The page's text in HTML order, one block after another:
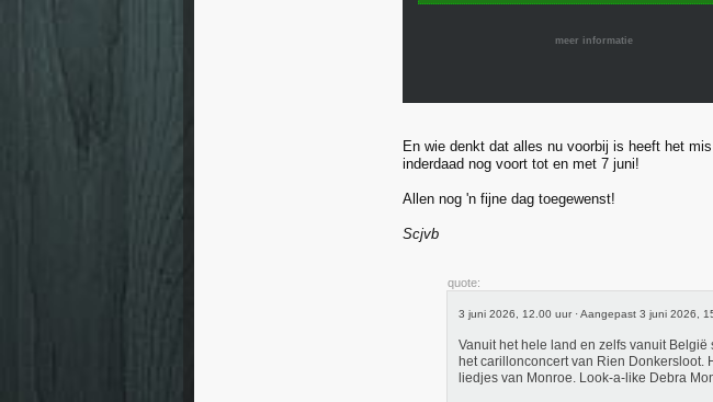
meer informatie
En wie denkt dat alles nu voorbij is heeft het mis
inderdaad nog voort tot en met 7 juni!
Allen nog 'n fijne dag toegewenst!
Scjvb
quote:
3 juni 2026, 12.00 uur · Aangepast 3 juni 2026,
Vanuit het hele land en zelfs vanuit
het carillonconcert van Rien Donkersloot.
liedjes van Monroe. Look-a-like Debra